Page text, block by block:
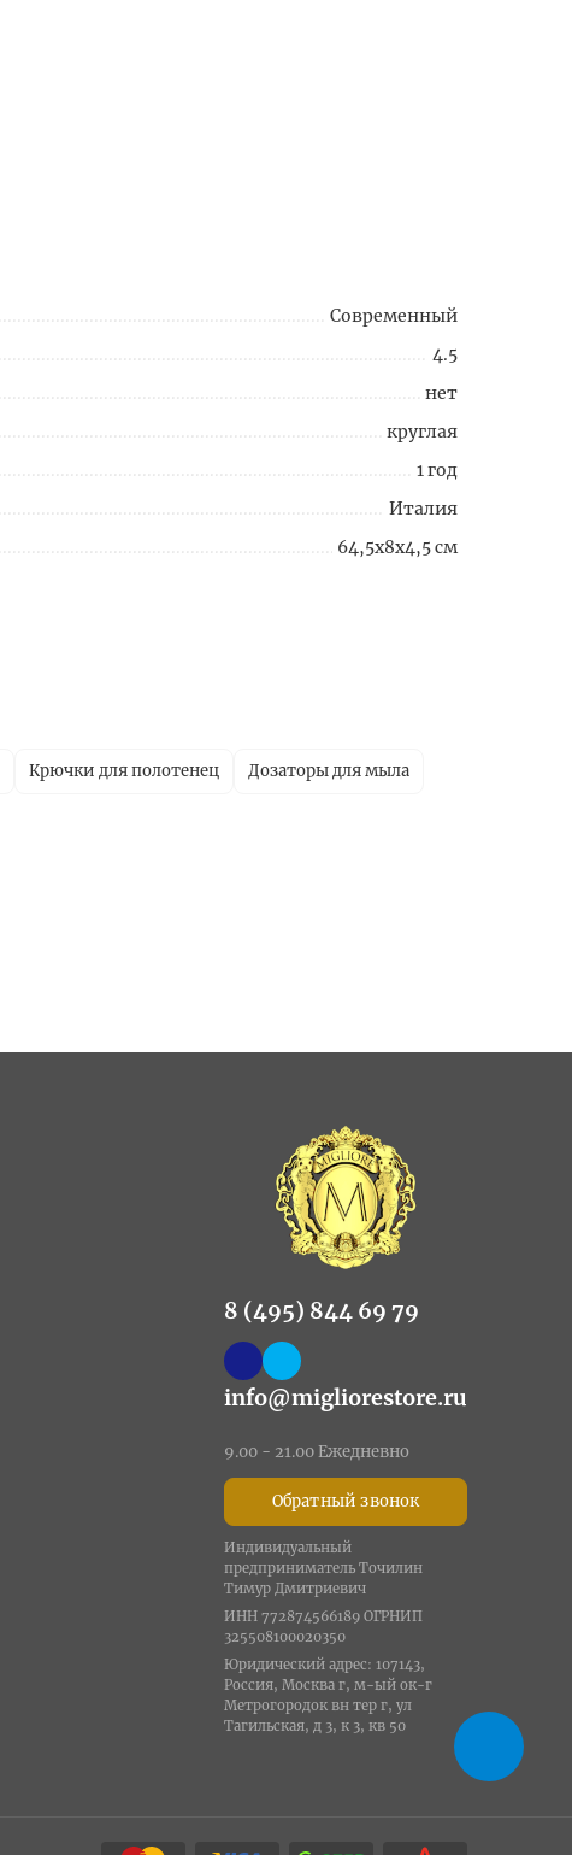
Современный
4.5
нет
круглая
1 год
Италия
64,5x8x4,5 см
Крючки для полотенец Дозаторы для мыла
8 (495) 844 69 79
info@migliorestore.ru
9.00 - 21.00 Ежедневно
Обратный звонок
Индивидуальный
предприниматель Точилин
Тимур Дмитриевич
ИНН 772874566189 ОГРНИП
325508100020350
Юридический адрес: 107143,
Россия, Москва г, м-ый ок-г
Метрогородок вн тер г, ул
Тагильская, д 3, к 3, кв 50